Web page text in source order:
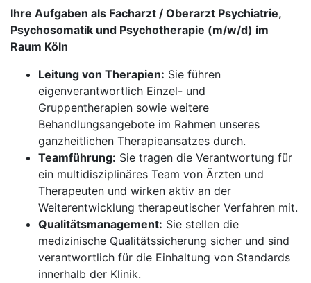
Ihre Aufgaben als Facharzt / Oberarzt Psychiatrie,
Psychosomatik und Psychotherapie (m/w/d) im
Raum Köln
Leitung von Therapien: Sie führen
eigenverantwortlich Einzel- und
Gruppentherapien sowie weitere
Behandlungsangebote im Rahmen unseres
ganzheitlichen Therapieansatzes durch.
Teamführung: Sie tragen die Verantwortung für
ein multidisziplinäres Team von Ärzten und
Therapeuten und wirken aktiv an der
Weiterentwicklung therapeutischer Verfahren mit.
Qualitätsmanagement: Sie stellen die
medizinische Qualitätssicherung sicher und sind
verantwortlich für die Einhaltung von Standards
innerhalb der Klinik.